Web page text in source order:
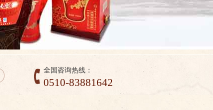
全国咨询热线：
0510-83881642